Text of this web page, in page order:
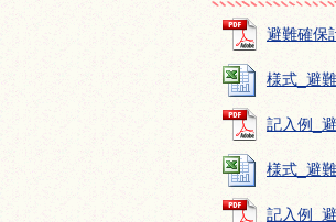
避難確保
様式_避
記入例_
様式_避
記入例_